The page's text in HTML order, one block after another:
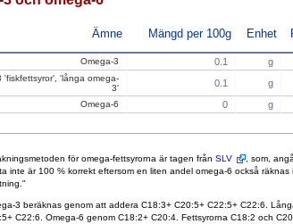
Ämne Mängd per 100g Enhet
Omega-3 0.1 g
'fiskfettsyror', 'långa omega-
3'
0.1 g
Omega-6 0 g
för omega-fettsyrorna är tagen från SLV
, som,
inte är 100 % korrekt eftersom en liten andel omega-6 också räknas
3 beräknas genom att addera C18:3+ C20:5+ C22:5+ C22:6.
C22:6. Omega-6 genom C18:2+ C20:4. Fettsyrorna C18:2 och